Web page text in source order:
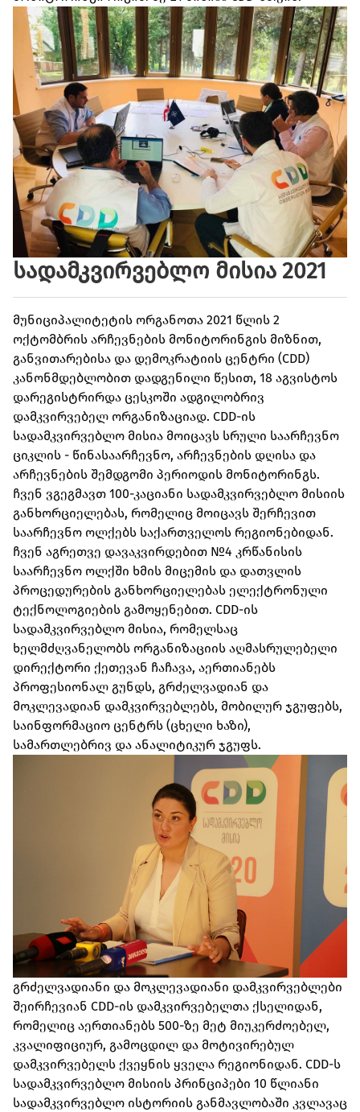
სადამკვირვებლო მისია 2021
მუნიციპალიტეტის ორგანოთა 2021 წლის 2
ოქტომბრის არჩევნების მონიტორინგის მიზნით,
განვითარებისა და დემოკრატიის ცენტრი (CDD)
კანონმდებლობით დადგენილი წესით, 18 აგვისტოს
დარეგისტრირდა ცესკოში ადგილობრივ
დამკვირვებელ ორგანიზაციად. CDD-ის
სადამკვირვებლო მისია მოიცავს სრული საარჩევნო
ციკლის - წინასაარჩევნო, არჩევნების დღისა და
არჩევნების შემდგომი პერიოდის მონიტორინგს.
ჩვენ ვგეგმავთ 100-კაციანი სადამკვირვებლო მისიის
განხორციელებას, რომელიც მოიცავს შერჩევით
საარჩევნო ოლქებს საქართველოს რეგიონებიდან.
ჩვენ აგრეთვე დავაკვირდებით №4 კრწანისის
საარჩევნო ოლქში ხმის მიცემის და დათვლის
პროცედურების განხორციელებას ელექტრონული
ტექნოლოგიების გამოყენებით. CDD-ის
სადამკვირვებლო მისია, რომელსაც
ხელმძღვანელობს ორგანიზაციის აღმასრულებელი
დირექტორი ქეთევან ჩაჩავა, აერთიანებს
პროფესიონალ გუნდს, გრძელვადიან და
მოკლევადიან დამკვირვებლებს, მობილურ ჯგუფებს,
საინფორმაციო ცენტრს (ცხელი ხაზი),
სამართლებრივ და ანალიტიკურ ჯგუფს.
გრძელვადიანი და მოკლევადიანი დამკვირვებლები
შეირჩევიან CDD-ის დამკვირვებელთა ქსელიდან,
რომელიც აერთიანებს 500-ზე მეტ მიუკერძოებელ,
კვალიფიციურ, გამოცდილ და მოტივირებულ
დამკვირვებელს ქვეყნის ყველა რეგიონიდან. CDD-ს
სადამკვირვებლო მისიის პრინციპები 10 წლიანი
სადამკვირვებლო ისტორიის განმავლობაში კვლავაც